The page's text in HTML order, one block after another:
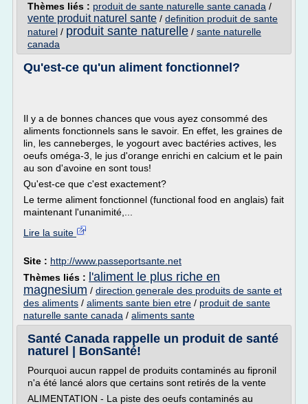
Thèmes liés : produit de sante naturelle sante canada /
vente produit naturel sante / definition produit de sante
naturel / produit sante naturelle / sante naturelle
canada
Qu'est-ce qu'un aliment fonctionnel?
Il y a de bonnes chances que vous ayez consommé des
aliments fonctionnels sans le savoir. En effet, les graines de
lin, les canneberges, le yogourt avec bactéries actives, les
oeufs oméga-3, le jus d'orange enrichi en calcium et le pain
au son d'avoine en sont tous!
Qu'est-ce que c'est exactement?
Le terme aliment fonctionnel (functional food en anglais) fait
maintenant l'unanimité,...
Lire la suite
Site : http://www.passeportsante.net
Thèmes liés :
l'aliment le plus riche en
magnesium / direction generale des produits de sante et
des aliments / aliments sante bien etre / produit de sante
naturelle sante canada / aliments sante
Santé Canada rappelle un produit de santé
naturel | BonSanté!
Pourquoi aucun rappel de produits contaminés au fipronil
n'a été lancé alors que certains sont retirés de la vente
ALIMENTATION - La piste des oeufs contaminés au